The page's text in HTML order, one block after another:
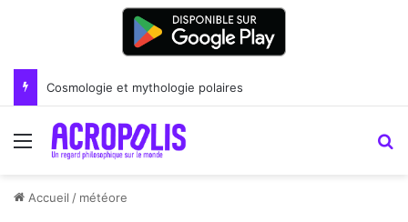
Cosmologie et mythologie polaires
Menu
Accueil / météore